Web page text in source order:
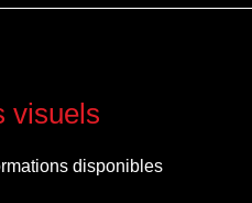
visuels
disponibles